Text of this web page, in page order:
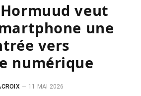
veut
une
vers
numérique
11 MAI 2026